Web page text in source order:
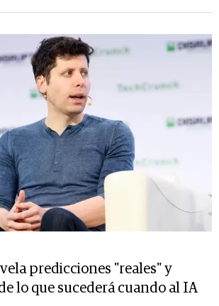
predicciones "reales" y
lo que sucederá cuando al IA